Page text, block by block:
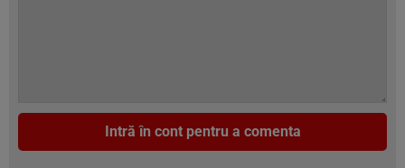
Intră în cont pentru a comenta